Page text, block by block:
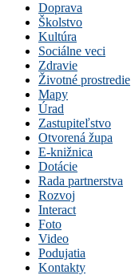
Doprava
Školstvo
Kultúra
Sociálne veci
Zdravie
Životné prostredie
Mapy
Úrad
Zastupiteľstvo
Otvorená župa
E-knižnica
Dotácie
Rada partnerstva
Rozvoj
Interact
Foto
Video
Podujatia
Kontakty